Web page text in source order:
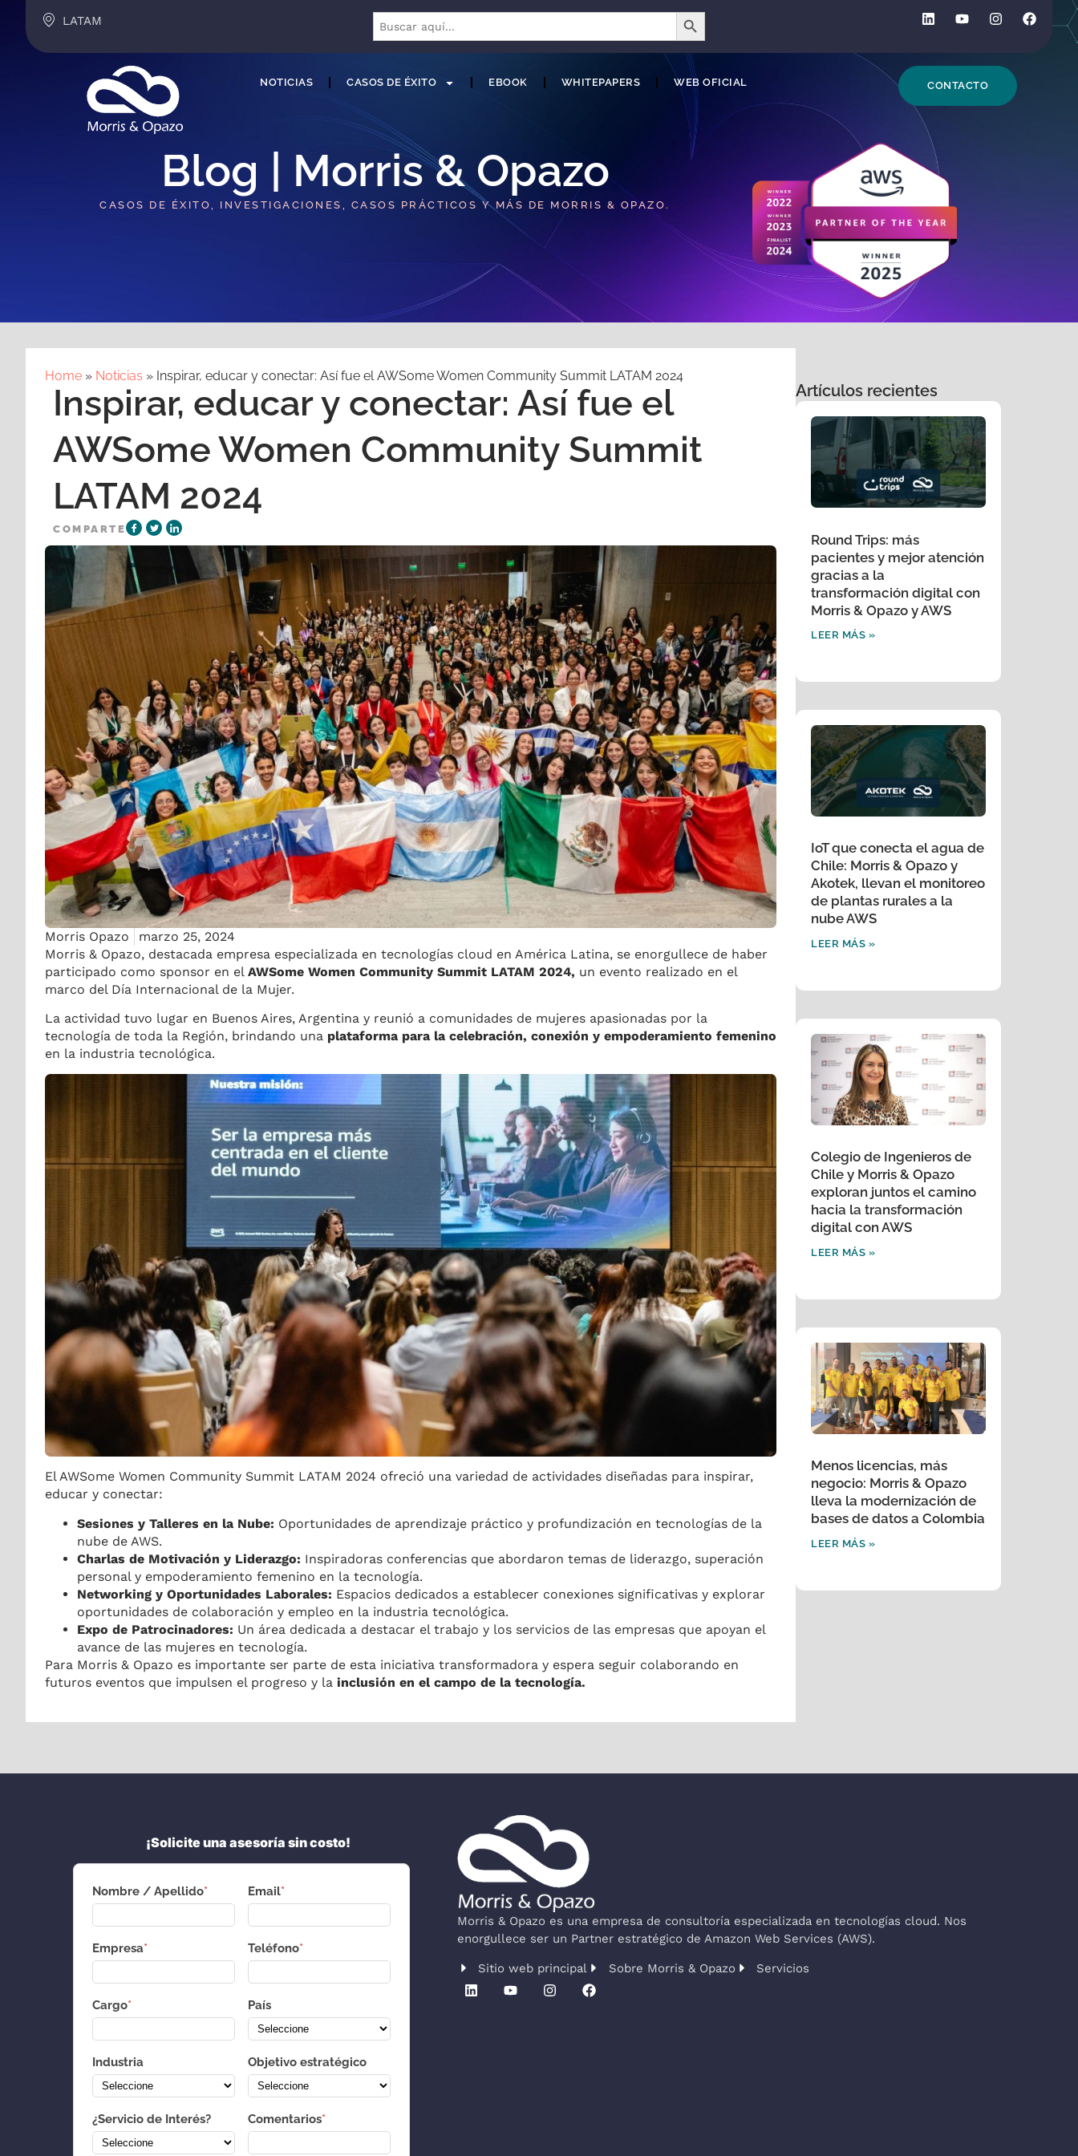
LATAM Buscar:
BOTÓN DE BÚSQUEDA
NOTICIAS CASOS DE ÉXITO EBOOK WHITEPAPERS WEB OFICIAL CONTACTO
Blog | Morris & Opazo
CASOS DE ÉXITO, INVESTIGACIONES, CASOS PRÁCTICOS Y MÁS DE MORRIS & OPAZO.
Home » Noticias » Inspirar, educar y conectar: Así fue el AWSome Women Community Summit LATAM 2024
Inspirar, educar y conectar: Así fue el
AWSome Women Community Summit
LATAM 2024
COMPARTE
Morris Opazo
marzo 25, 2024
Morris & Opazo, destacada empresa especializada en tecnologías cloud en América Latina, se enorgullece de haber
participado como sponsor en el AWSome Women Community Summit LATAM 2024, un evento realizado en el
marco del Día Internacional de la Mujer.
La actividad tuvo lugar en Buenos Aires, Argentina y reunió a comunidades de mujeres apasionadas por la
tecnología de toda la Región, brindando una plataforma para la celebración, conexión y empoderamiento femenino
en la industria tecnológica.
El AWSome Women Community Summit LATAM 2024 ofreció una variedad de actividades diseñadas para inspirar,
educar y conectar:
Sesiones y Talleres en la Nube: Oportunidades de aprendizaje práctico y profundización en tecnologías de la
nube de AWS.
Charlas de Motivación y Liderazgo: Inspiradoras conferencias que abordaron temas de liderazgo, superación
personal y empoderamiento femenino en la tecnología.
Networking y Oportunidades Laborales: Espacios dedicados a establecer conexiones significativas y explorar
oportunidades de colaboración y empleo en la industria tecnológica.
Expo de Patrocinadores: Un área dedicada a destacar el trabajo y los servicios de las empresas que apoyan el
avance de las mujeres en tecnología.
Para Morris & Opazo es importante ser parte de esta iniciativa transformadora y espera seguir colaborando en
futuros eventos que impulsen el progreso y la inclusión en el campo de la tecnología.
Artículos recientes
Round Trips: más
pacientes y mejor atención
gracias a la
transformación digital con
Morris & Opazo y AWS
LEER MÁS »
IoT que conecta el agua de
Chile: Morris & Opazo y
Akotek, llevan el monitoreo
de plantas rurales a la
nube AWS
LEER MÁS »
Colegio de Ingenieros de
Chile y Morris & Opazo
exploran juntos el camino
hacia la transformación
digital con AWS
LEER MÁS »
Menos licencias, más
negocio: Morris & Opazo
lleva la modernización de
bases de datos a Colombia
LEER MÁS »
¡Solicite una asesoría sin costo!
Nombre / Apellido* Email*
Empresa* Teléfono*
Cargo* País
Industria Objetivo estratégico
¿Servicio de Interés? Comentarios*
Morris & Opazo es una empresa de consultoría especializada en tecnologías cloud. Nos
enorgullece ser un Partner estratégico de Amazon Web Services (AWS).
Sitio web principal Sobre Morris & Opazo Servicios